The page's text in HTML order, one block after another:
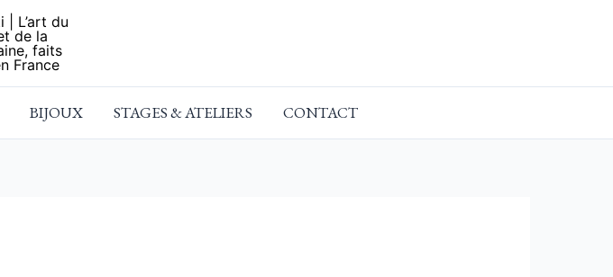
BIJOUX STAGES & ATELIERS CONTACT